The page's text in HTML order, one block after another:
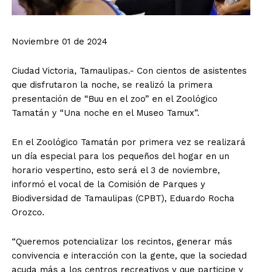
Noviembre 01 de 2024
Ciudad Victoria, Tamaulipas.- Con cientos de asistentes
que disfrutaron la noche, se realizó la primera
presentación de “Buu en el zoo” en el Zoológico
Tamatán y “Una noche en el Museo Tamux”.
En el Zoológico Tamatán por primera vez se realizará
un día especial para los pequeños del hogar en un
horario vespertino, esto será el 3 de noviembre,
informó el vocal de la Comisión de Parques y
Biodiversidad de Tamaulipas (CPBT), Eduardo Rocha
Orozco.
“Queremos potencializar los recintos, generar más
convivencia e interacción con la gente, que la sociedad
acuda más a los centros recreativos y que participe y